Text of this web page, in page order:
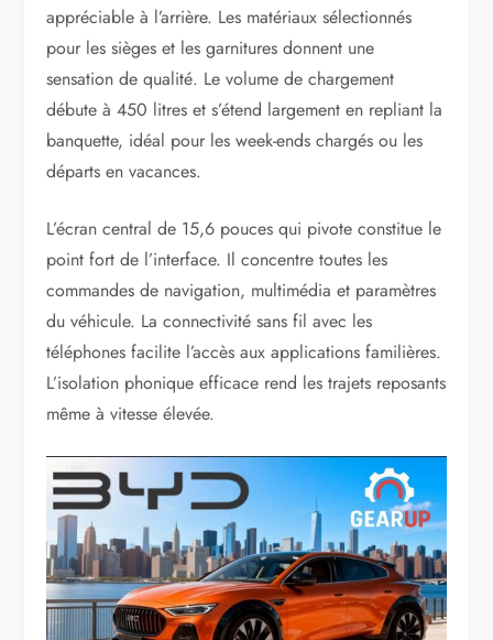
appréciable à l’arrière. Les matériaux sélectionnés
pour les sièges et les garnitures donnent une
sensation de qualité. Le volume de chargement
débute à 450 litres et s’étend largement en repliant la
banquette, idéal pour les week-ends chargés ou les
départs en vacances.
L’écran central de 15,6 pouces qui pivote constitue le
point fort de l’interface. Il concentre toutes les
commandes de navigation, multimédia et paramètres
du véhicule. La connectivité sans fil avec les
téléphones facilite l’accès aux applications familières.
L’isolation phonique efficace rend les trajets reposants
même à vitesse élevée.